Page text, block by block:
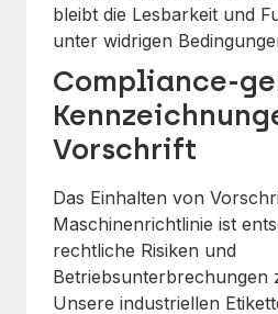
bleibt die Lesbarkeit und
unter widrigen
Compliance-
Vorschrift
Das Einhalten von
Maschinenrichtlinie ist
rechtliche Risiken und
Betriebsunterbrechungen
Unsere industriellen